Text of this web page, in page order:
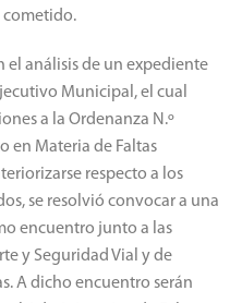
cometido.
el análisis de un expediente
Municipal, el cual
a la Ordenanza N.º
en Materia de Faltas
respecto a los
se resolvió convocar a una
encuentro junto a las
y Seguridad Vial y de
A dicho encuentro serán